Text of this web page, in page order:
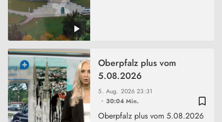
bookmark_border
5. Aug. 202623:31
30:04 Min.
Oberpfalz plus vom
5.08.2026
Oberpfalz plus vom 5.08.2026